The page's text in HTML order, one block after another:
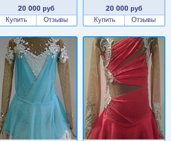
20 000руб
Купить
Отзывы
20 000 руб
Купить
Отзывы